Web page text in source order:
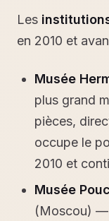
Les
en 2010 et
Musée
plus grand
pièces,
occupe le
2010 et
Musée
(Moscou) —